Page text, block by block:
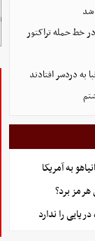
شد
خط حمله تراکتور
به دردسر افتادند
به آمریکا
برد؟
را ندارد